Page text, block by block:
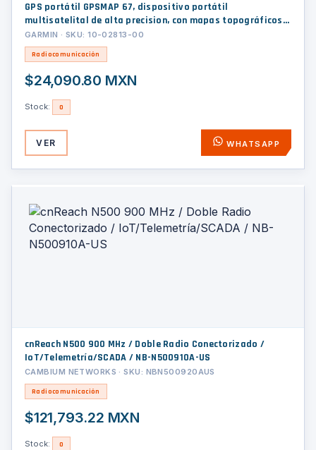
GPS portátil GPSMAP 67, dispositivo portátil
multisatelital de alta precision, con mapas topográficos
instalados.
GARMIN · SKU: 10-02813-00
Radiocomunicación
$24,090.80 MXN
Stock: 0
VER WHATSAPP
cnReach N500 900 MHz / Doble Radio Conectorizado /
IoT/Telemetría/SCADA / NB-N500910A-US
CAMBIUM NETWORKS · SKU: NBN500920AUS
Radiocomunicación
$121,793.22 MXN
Stock: 0